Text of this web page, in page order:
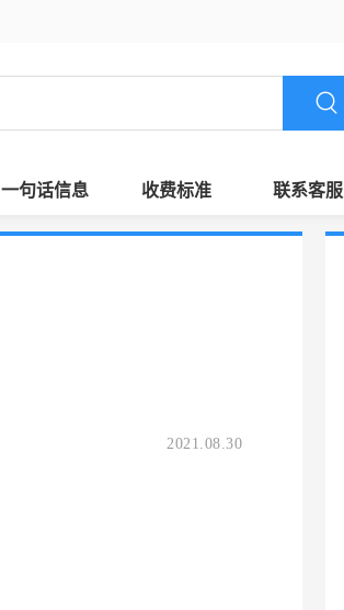
一句话信息 收费标准 联系客服
2021.08.30